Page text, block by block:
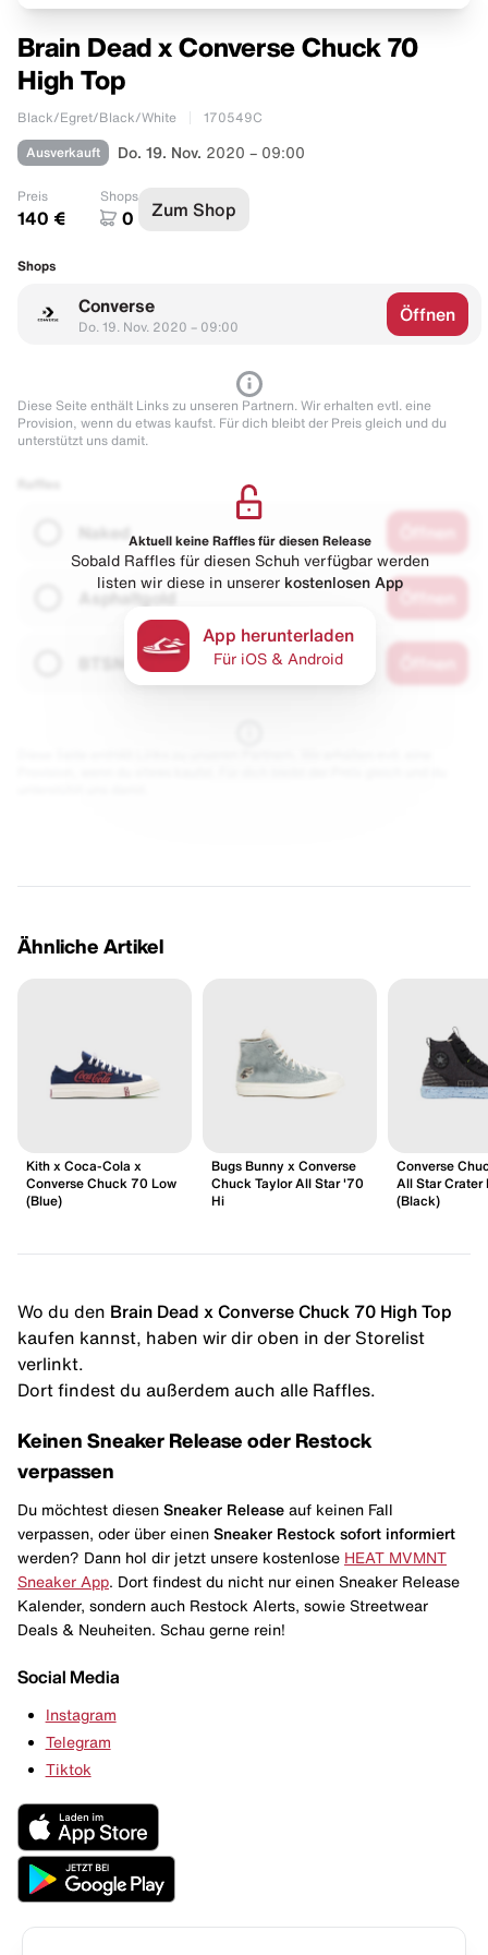
Brain Dead x Converse Chuck 70
High Top
Black/Egret/Black/White 170549C
Ausverkauft Do. 19. Nov. 2020 – 09:00
Preis
140 €
Shops
0 Zum Shop
Shops
Converse
Do. 19. Nov. 2020 – 09:00
Öffnen
Diese Seite enthält Links zu unseren Partnern. Wir erhalten evtl. eine
Provision, wenn du etwas kaufst. Für dich bleibt der Preis gleich und du
unterstützt uns damit.
Naked
Asphaltgold
Aktuell keine Raffles für diesen Release
Sobald Raffles für diesen Schuh verfügbar werden
listen wir diese in unserer kostenlosen App
App herunterladen
Für iOS & Android
Ähnliche Artikel
Kith x Coca-Cola x
Converse Chuck 70 Low
(Blue)
Bugs Bunny x Converse
Chuck Taylor All Star '70
Hi
Converse
All Star Crater
(Black)
Wo du den Brain Dead x Converse Chuck 70 High Top
kaufen kannst, haben wir dir oben in der Storelist
verlinkt.
Dort findest du außerdem auch alle Raffles.
Keinen Sneaker Release oder Restock
verpassen
Du möchtest diesen Sneaker Release auf keinen Fall
verpassen, oder über einen Sneaker Restock sofort informiert
werden? Dann hol dir jetzt unsere kostenlose HEAT MVMNT
Sneaker App . Dort findest du nicht nur einen Sneaker Release
Kalender, sondern auch Restock Alerts, sowie Streetwear
Deals & Neuheiten. Schau gerne rein!
Social Media
Instagram
Telegram
Tiktok